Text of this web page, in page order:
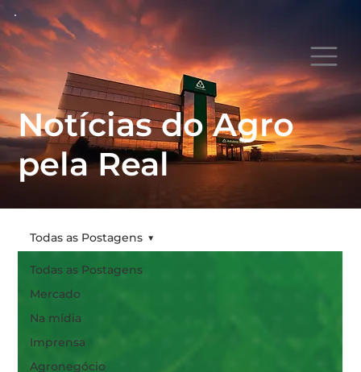
Notícias do Agro
pela Real
Todas as Postagens
Mercado
Na mídia
Imprensa
Agronegócio
Todas as Postagens